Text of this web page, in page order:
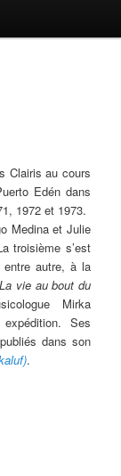
Clairis au cours
Edén dans
1972 et 1973.
Medina et Julie
troisième s’est
entre autre, à la
La vie au bout du
Mirka
Ses
dans son
.